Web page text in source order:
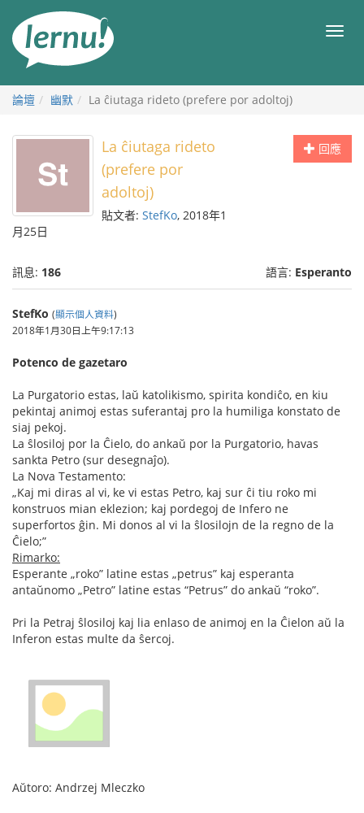
目
論壇 幽默 La ĉiutaga rideto (prefere por adoltoj)
回應
La ĉiutaga rideto
(prefere por
adoltoj)
貼文者: StefKo, 2018年1
月25日
訊息: 186 語言: Esperanto
StefKo (顯示個人資料)
2018年1月30日上午9:17:13
Potenco de gazetaro
La Purgatorio estas, laŭ katolikismo, spirita kondiĉo, en kiu
pekintaj animoj estas suferantaj pro la humiliga konstato de
siaj pekoj.
La ŝlosiloj por la Ĉielo, do ankaŭ por la Purgatorio, havas
sankta Petro (sur desegnaĵo).
La Nova Testamento:
„Kaj mi diras al vi, ke vi estas Petro, kaj sur ĉi tiu roko mi
konstruos mian eklezion; kaj pordegoj de Infero ne
superfortos ĝin. Mi donos al vi la ŝlosilojn de la regno de la
Ĉielo;”
Rimarko:
Esperante „roko” latine estas „petrus” kaj esperanta
antaŭnomo „Petro” latine estas “Petrus” do ankaŭ “roko”.
Pri la Petraj ŝlosiloj kaj lia enlaso de animoj en la Ĉielon aŭ la
Inferon estas multe da ŝercoj.
Aŭtoro: Andrzej Mleczko